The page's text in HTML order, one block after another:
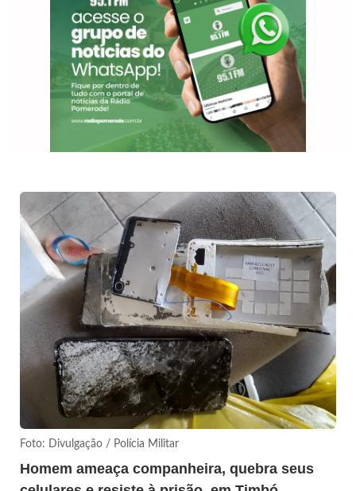
Foto: Divulgação / Polícia Militar
Homem ameaça companheira, quebra seus